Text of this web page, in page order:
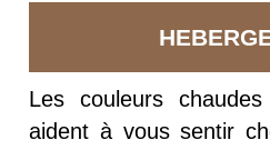
Les couleurs
aident à vous sentir